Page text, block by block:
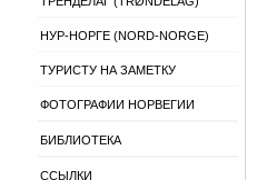
НУР-НОРГЕ (NORD-NORGE)
ТУРИСТУ НА ЗАМЕТКУ
ФОТОГРАФИИ НОРВЕГИИ
БИБЛИОТЕКА
ССЫЛКИ